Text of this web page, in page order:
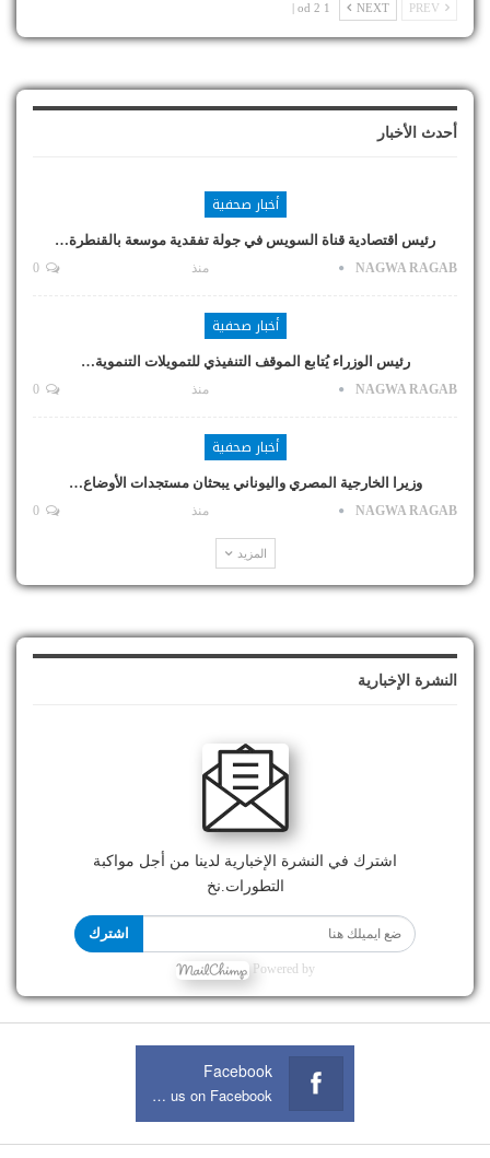
NEXT
1 od 2 |
أحدث الأخبار
أخبار صحفية
رئيس اقتصادية قناة السويس في جولة تفقدية موسعة بالقنطرة…
NAGWA RAGAB منذ
أخبار صحفية
رئيس الوزراء يُتابع الموقف التنفيذي للتمويلات التنموية…
NAGWA RAGAB منذ
أخبار صحفية
وزيرا الخارجية المصري واليوناني يبحثان مستجدات الأوضاع…
NAGWA RAGAB منذ
المزيد
النشرة الإخبارية
اشترك في النشرة الإخبارية لدينا من أجل مواكبة
التطورات.نخ
اشترك
Powered by
Facebook
Join us on Facebook